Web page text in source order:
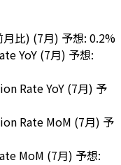
月比) (7月) 予想: 0.2%
YoY (7月) 予想:
Rate YoY (7月) 予
Rate MoM (7月) 予
MoM (7月) 予想: